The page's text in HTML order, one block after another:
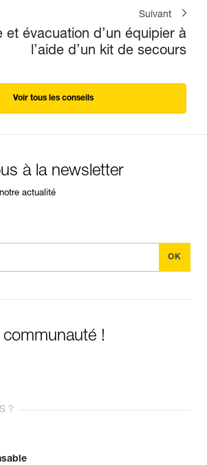
Suivant
et évacuation d’un équipier à
l’aide d’un kit de secours
Voir tous les conseils
à la newsletter
actualité
communauté !
?